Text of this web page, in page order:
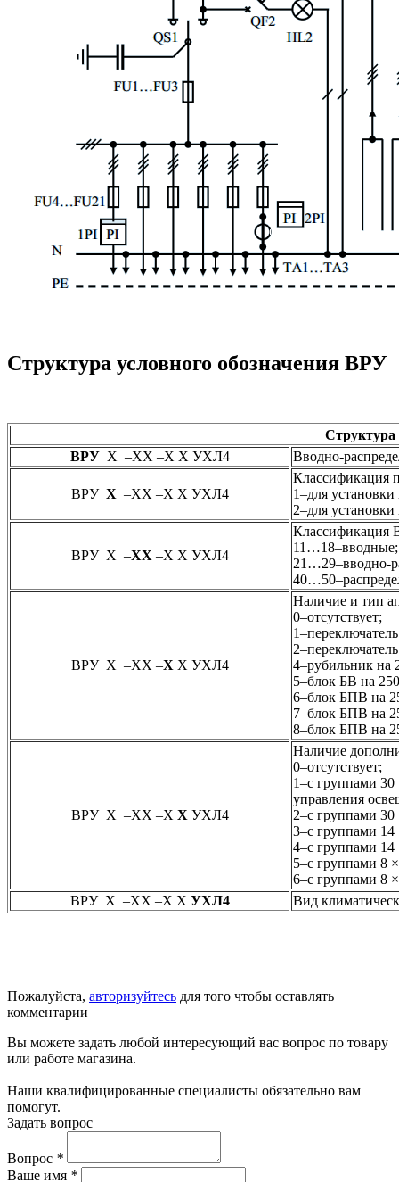
Структура условного обозначения ВРУ
Структура
ВРУХ –ХХ –Х Х УХЛ4 Вводно-
ВРУ Х–ХХ –Х Х УХЛ4
Классификация
1–для
2–для
ВРУ Х –ХХ–Х Х УХЛ4
Классификация
11…18–вводные;
21…29–вводно-
ВРУ Х –ХХ –ХХ УХЛ4
Наличие и тип
0–отсутствует;
4–рубильник на
5–блок БВ на
6–блок БПВ на
7–блок БПВ на
8–блок БПВ на
ВРУ Х –ХХ –Х ХУХЛ4
Наличие
0–отсутствует;
1–с группами
управления
2–с группами
3–с группами
4–с группами
5–с группами 8
6–с группами 8
ВРУ Х –ХХ –Х Х УХЛ4 Вид
Пожалуйста, авторизуйтесь для того чтобы оставлять
комментарии
Вы можете задать любой интересующий вас вопрос по товару
или работе магазина.
Наши квалифицированные специалисты обязательно вам
помогут.
Задать вопрос
Вопрос *
Ваше имя *